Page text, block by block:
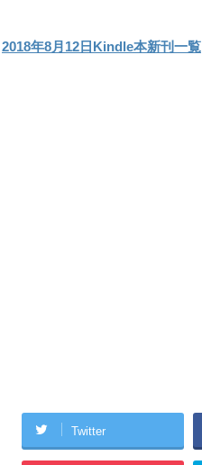
2018年8月12日Kindle本新刊一覧
Twitter